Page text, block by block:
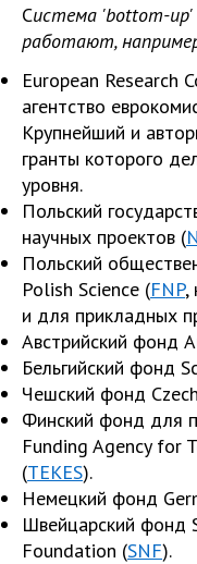
Система 'bottom-up'
работают,
European Research
агентство
Крупнейший и
гранты которого
уровня.
Польский
научных проектов (
Польский
Polish Science (FNP,
и для прикладных
Австрийский фонд
Бельгийский фонд
Чешский фонд
Финский фонд для
Funding Agency for
(TEKES).
Немецкий фонд
Швейцарский фонд
Foundation (SNF).